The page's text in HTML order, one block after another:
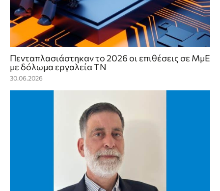
Πενταπλασιάστηκαν το 2026 οι επιθέσεις σε ΜμΕ
με δόλωμα εργαλεία ΤΝ
30.06.2026